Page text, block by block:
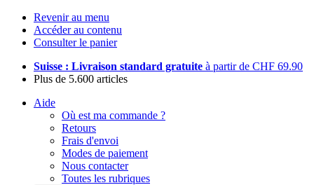
Revenir au menu
Accéder au contenu
Consulter le panier
Suisse : Livraison standard gratuite à partir de CHF 69.90
Plus de 5.600 articles
Aide
Où est ma commande ?
Retours
Frais d'envoi
Modes de paiement
Nous contacter
Toutes les rubriques